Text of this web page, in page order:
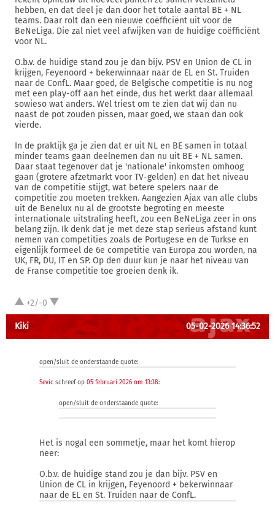
hebben, en dat deel je dan door het totale aantal BE + NL
teams. Daar rolt dan een nieuwe coëfficiënt uit voor de
BeNeLiga. Die zal niet veel afwijken van de huidige coëfficiënt
voor NL.
O.b.v. de huidige stand zou je dan bijv. PSV en Union de CL in
krijgen, Feyenoord + bekerwinnaar naar de EL en St. Truiden
naar de ConfL. Maar goed, de Belgische competitie is nu nog
met een play-off aan het einde, dus het werkt daar allemaal
sowieso wat anders. Wel triest om te zien dat wij dan nu
naast de pot zouden pissen, maar goed, we staan dan ook
vierde.
In de praktijk ga je zien dat er uit NL en BE samen in totaal
minder teams gaan deelnemen dan nu uit BE + NL samen.
Daar staat tegenover dat je 'nationale' inkomsten omhoog
gaan (grotere afzetmarkt voor TV-gelden) en dat het niveau
van de competitie stijgt, wat betere spelers naar de
competitie zou moeten trekken. Aangezien Ajax van alle clubs
uit de Benelux nu al de grootste begroting en meeste
internationale uitstraling heeft, zou een BeNeLiga zeer in ons
belang zijn. Ik denk dat je met deze stap serieus afstand kunt
nemen van competities zoals de Portugese en de Turkse en
eigenlijk formeel de 6e competitie van Europa zou worden, na
UK, FR, DU, IT en SP. Op den duur kun je naar het niveau van
de Franse competitie toe groeien denk ik.
+2/-0
Kiki 05-02-2026 14:36:52
open/sluit de onderstaande quote:
Sevic schreef op 05 februari 2026 om 13:38:
open/sluit de onderstaande quote:
Het is nogal een sommetje, maar het komt hierop
neer:
O.b.v. de huidige stand zou je dan bijv. PSV en
Union de CL in krijgen, Feyenoord + bekerwinnaar
naar de EL en St. Truiden naar de ConfL.